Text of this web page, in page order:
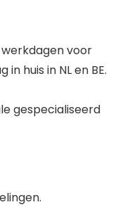
voor
huis in NL en BE.
gespecialiseerd